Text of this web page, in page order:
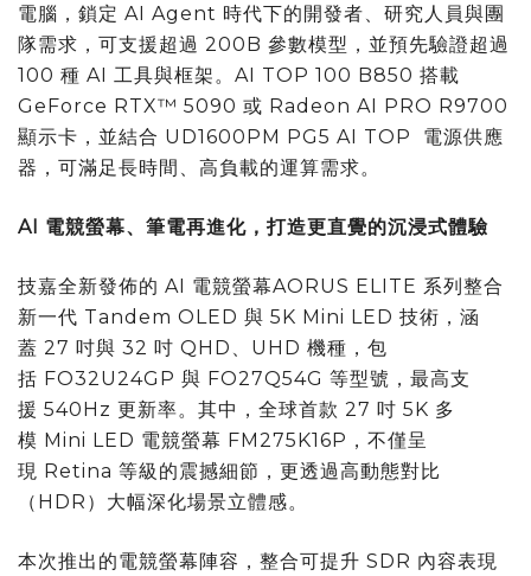
電腦，鎖定 AI Agent 時代下的開發者、研究人員與團
隊需求，可支援超過 200B 參數模型，並預先驗證超過
100 種 AI 工具與框架。AI TOP 100 B850 搭載
GeForce RTX™ 5090 或 Radeon AI PRO R9700
顯示卡，並結合 UD1600PM PG5 AI TOP 電源供應
器，可滿足長時間、高負載的運算需求。
AI 電競螢幕、筆電再進化，打造更直覺的沉浸式體驗
技嘉全新發佈的 AI 電競螢幕AORUS ELITE 系列整合
新一代 Tandem OLED 與 5K Mini LED 技術，涵
蓋 27 吋與 32 吋 QHD、UHD 機種，包
括 FO32U24GP 與 FO27Q54G 等型號，最高支
援 540Hz 更新率。其中，全球首款 27 吋 5K 多
模 Mini LED 電競螢幕 FM275K16P，不僅呈
現 Retina 等級的震撼細節，更透過高動態對比
（HDR）大幅深化場景立體感。
本次推出的電競螢幕陣容，整合可提升 SDR 內容表現